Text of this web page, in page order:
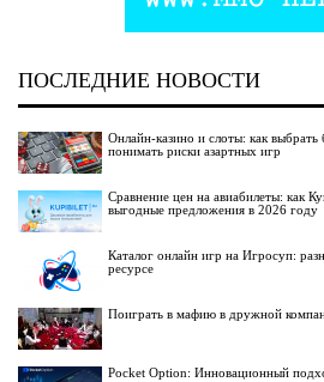
ПОСЛЕДНИЕ НОВОСТИ
Онлайн-казино и слоты: как выбрать
понимать риски азартных игр
Сравнение цен на авиабилеты: как
выгодные предложения в 2026 году
Каталог онлайн игр на Игросуп:
ресурсе
Поиграть в мафию в дружной
Pocket Option: Инновационный